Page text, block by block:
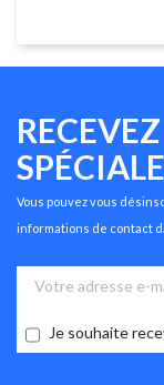
Vous pouvez vous
informations de contact
Je souhaite